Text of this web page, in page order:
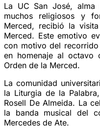
La UC San José,
muchos religiosos y
Merced, recibió la
Merced. Este emotivo
con motivo del
en homenaje al octavo
Orden de la Merced.
La comunidad
la Liturgia de la
Rosell De Almeida. La
la banda musical del
Mercedes de Ate.